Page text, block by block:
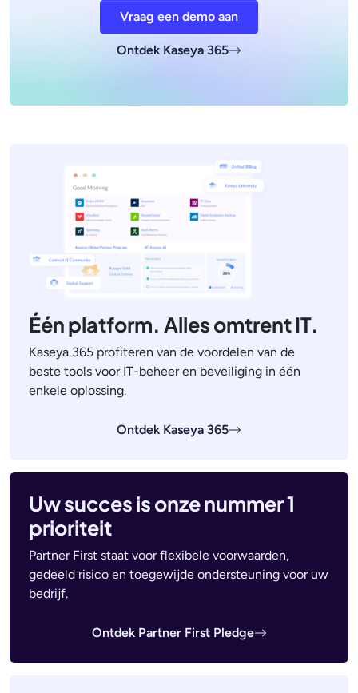
Vraag een demo aan
Ontdek Kaseya 365
Één platform. Alles omtrent IT.
Kaseya 365 profiteren van de voordelen van de
beste tools voor IT-beheer en beveiliging in één
enkele oplossing.
Ontdek Kaseya 365
Uw succes is onze nummer 1
prioriteit
Partner First staat voor flexibele voorwaarden,
gedeeld risico en toegewijde ondersteuning voor uw
bedrijf.
Ontdek Partner First Pledge